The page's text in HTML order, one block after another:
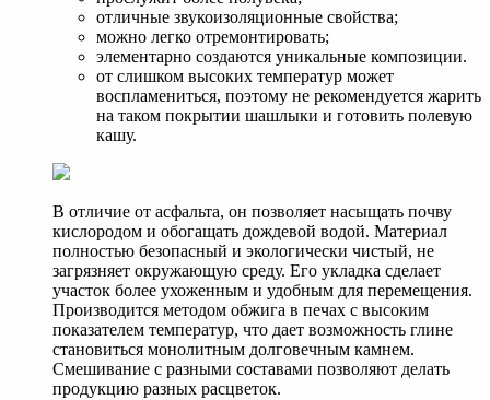
отличные звукоизоляционные свойства;
можно легко отремонтировать;
элементарно создаются уникальные композиции.
от слишком высоких температур может
воспламениться, поэтому не рекомендуется жарить
на таком покрытии шашлыки и готовить полевую
кашу.
В отличие от асфальта, он позволяет насыщать почву
кислородом и обогащать дождевой водой. Материал
полностью безопасный и экологически чистый, не
загрязняет окружающую среду. Его укладка сделает
участок более ухоженным и удобным для перемещения.
Производится методом обжига в печах с высоким
показателем температур, что дает возможность глине
становиться монолитным долговечным камнем.
Смешивание с разными составами позволяют делать
продукцию разных расцветок.